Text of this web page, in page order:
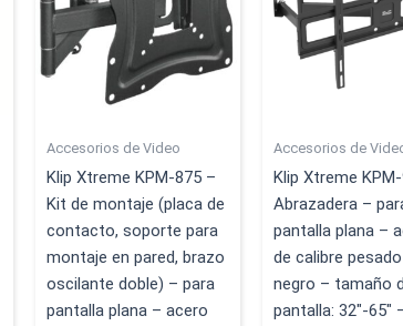
Accesorios de Video
Klip Xtreme KPM-875 –
Kit de montaje (placa de
contacto, soporte para
montaje en pared, brazo
oscilante doble) – para
pantalla plana – acero
Accesorios de
Klip Xtreme
Abrazadera –
pantalla plana –
de calibre
negro – tamaño
pantalla: 32″-65″